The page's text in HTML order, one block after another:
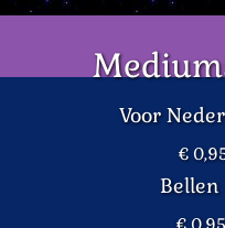
Voor
€